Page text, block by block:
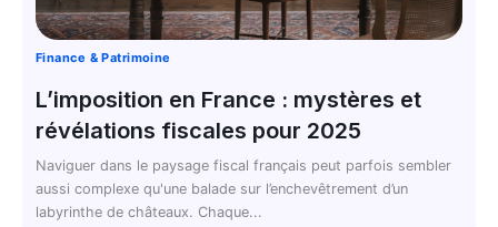
Finance & Patrimoine
L’imposition en France : mystères et
révélations fiscales pour 2025
Naviguer dans le paysage fiscal français peut parfois sembler
aussi complexe qu'une balade sur l’enchevêtrement d’un
labyrinthe de châteaux. Chaque...